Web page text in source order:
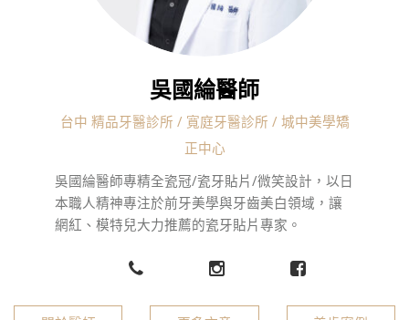
吳國綸醫師
台中 精品牙醫診所 / 寬庭牙醫診所 / 城中美學矯
正中心
吳國綸醫師專精全瓷冠/瓷牙貼片/微笑設計，以日
本職人精神專注於前牙美學與牙齒美白領域，讓
網紅、模特兒大力推薦的瓷牙貼片專家。